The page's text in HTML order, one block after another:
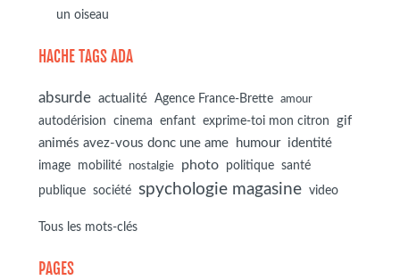
un oiseau
HACHE TAGS ADA
absurde actualité Agence France-Brette amour
autodérision cinema enfant exprime-toi mon citron
gif
animés avez-vous donc une ame
humour identité
image mobilité nostalgie photo politique
santé
publique
société spychologie magasine video
Tous les mots-clés
PAGES